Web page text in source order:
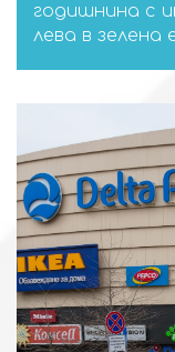
годишнина с
лева в зелена